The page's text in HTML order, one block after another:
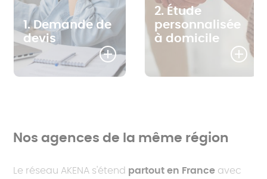
1. Demande de
devis
2. Étude
personnalisée
à domicile
Nos agences de la même région
Le réseau AKENA s'étend partout en France avec